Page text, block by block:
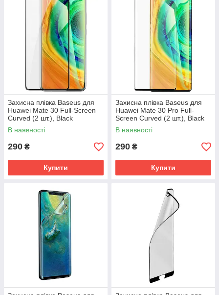
Захисна плівка Baseus для
Huawei Mate 30 Full-Screen
Curved (2 шт.), Black
(SGHWMATE30-KR01)
В наявності
290 ₴
Купити
Захисна плівка Baseus для
Huawei Mate 30 Pro Full-
Screen Curved (2 шт.), Black
(SGHWMATE30P-KR01)
В наявності
290 ₴
Купити